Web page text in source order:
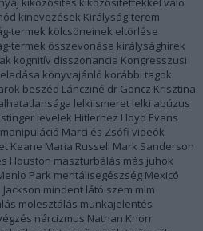
kinevezések Királyság-terem
termek kölcsöneinek eltörlése
termek összevonása királysághírek
kognitív disszonancia Kongresszusi
könyvajánló korábbi tagok
beszéd Láncziné dr Göncz Krisztina
lelkiismeret lelki abúzus
levelek Hitlerhez Lloyd Evans
manipuláció Marci és Zsófi videók
Keane Maria Russell Mark Sanderson
Houston maszturbálás más juhok
Park mentálisegészség Mexicó
mindent látó szem mlm
molesztálás munkajelentés
nárcizmus Nathan Knorr